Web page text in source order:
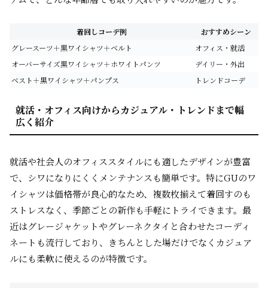
着回しコーデ例
おすすめシーン
グレースーツ＋黒ワイシャツ＋ベルト
オフィス・就活
オーバーサイズ黒ワイシャツ＋ホワイトパンツ
デイリー・外出
ベスト＋黒ワイシャツ＋パンプス
トレンドコーデ
就活・オフィス向けからカジュアル・トレンドまで幅
広く紹介
就活や社会人のオフィススタイルにも適したデザインが豊富
で、シワになりにくくメンテナンスも簡単です。特にGUのワ
イシャツは価格帯が良心的なため、複数枚揃えて着回すのも
ストレスなく、季節ごとの新作も手軽にトライできます。最
近はグレージャケットやグレーネクタイと合わせたコーディ
ネートも流行しており、きちんとした場だけでなくカジュア
ルにも柔軟に使えるのが特徴です。